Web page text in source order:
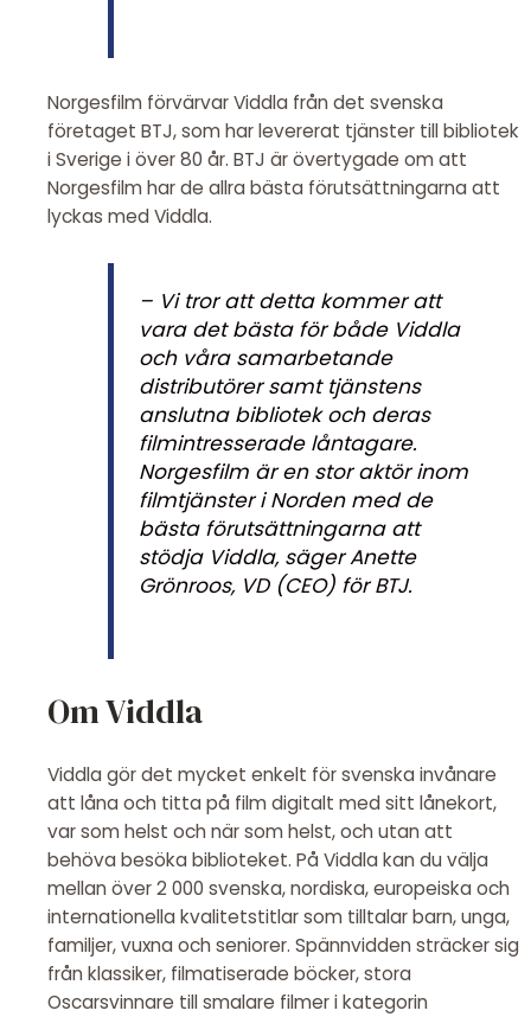
Norgesfilm förvärvar Viddla från det svenska
företaget BTJ, som har levererat tjänster till bibliotek
i Sverige i över 80 år. BTJ är övertygade om att
Norgesfilm har de allra bästa förutsättningarna att
lyckas med Viddla.
– Vi tror att detta kommer att
vara det bästa för både Viddla
och våra samarbetande
distributörer samt tjänstens
anslutna bibliotek och deras
filmintresserade låntagare.
Norgesfilm är en stor aktör inom
filmtjänster i Norden med de
bästa förutsättningarna att
stödja Viddla, säger Anette
Grönroos, VD (CEO) för BTJ.
Om Viddla
Viddla gör det mycket enkelt för svenska invånare
att låna och titta på film digitalt med sitt lånekort,
var som helst och när som helst, och utan att
behöva besöka biblioteket. På Viddla kan du välja
mellan över 2 000 svenska, nordiska, europeiska och
internationella kvalitetstitlar som tilltalar barn, unga,
familjer, vuxna och seniorer. Spännvidden sträcker sig
från klassiker, filmatiserade böcker, stora
Oscarsvinnare till smalare filmer i kategorin